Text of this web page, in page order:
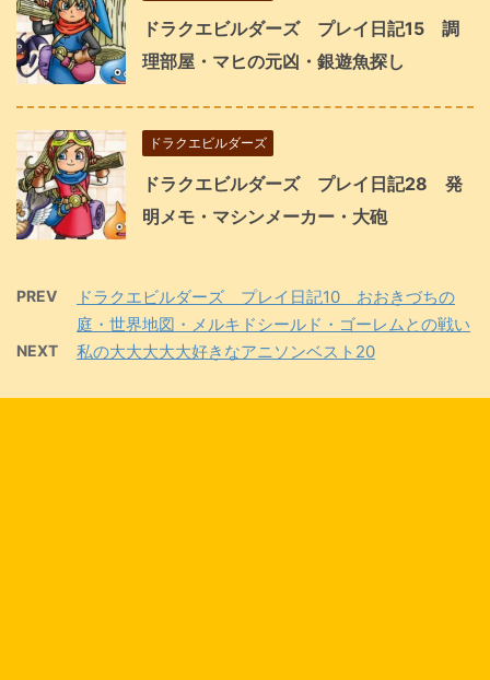
ドラクエビルダーズ プレイ日記15 調
理部屋・マヒの元凶・銀遊魚探し
ドラクエビルダーズ
ドラクエビルダーズ プレイ日記28 発
明メモ・マシンメーカー・大砲
PREV
ドラクエビルダーズ プレイ日記10 おおきづちの
庭・世界地図・メルキドシールド・ゴーレムとの戦い
NEXT 私の大大大大大好きなアニソンベスト20